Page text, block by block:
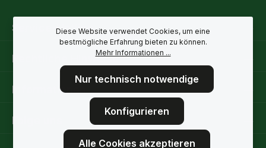
Service-Hotline
Rechtliche Hinweise
Informationen
Folge uns
Diese Website verwendet Cookies, um eine
bestmögliche Erfahrung bieten zu können.
Mehr Informationen ...
Nur technisch notwendige
Konfigurieren
Alle Cookies akzeptieren